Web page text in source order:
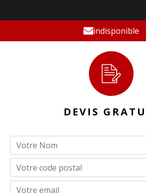
indisponible
DEVIS